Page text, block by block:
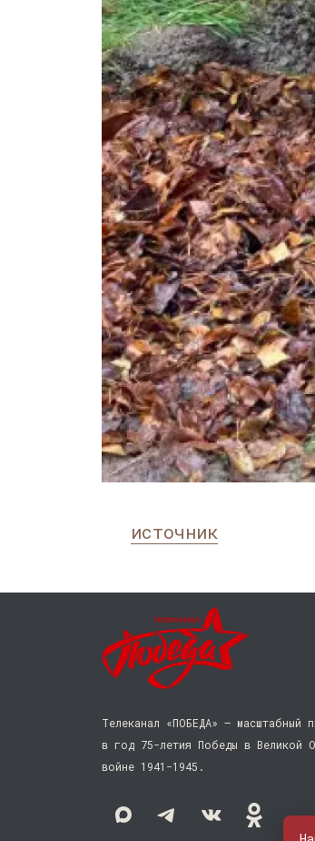
источник
Телеканал «ПОБЕДА» — масштабный
в год 75-летия Победы в Великой
войне 1941−1945.